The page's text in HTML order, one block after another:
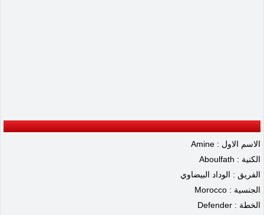
الاسم الاول : Amine
الكنية : Aboulfath
الفريق : الوداد البيضاوي
الجنسية : Morocco
الخطة : Defender